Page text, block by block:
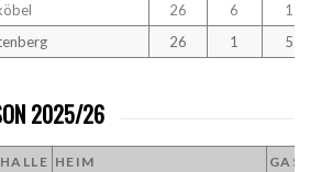
26 6
1
26 1 5
2025/26
HALLE HEIM GAST